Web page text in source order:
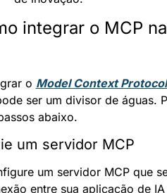
integrar o MCP
o Model Context
ser um divisor de águas.
abaixo.
um servidor MCP
um servidor MCP que
entre sua aplicação de